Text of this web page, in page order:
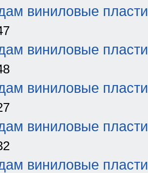
виниловые
виниловые
виниловые
виниловые
виниловые